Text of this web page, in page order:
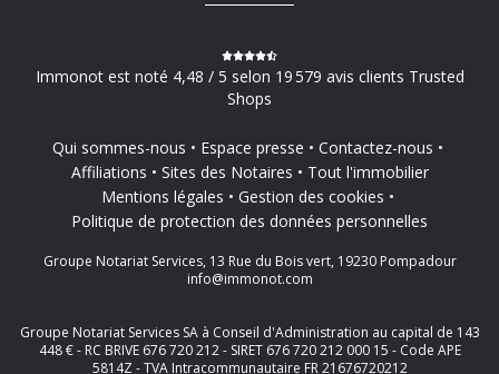
Immonot est noté 4,48 / 5 selon 19 579 avis clients Trusted
Shops
Qui sommes-nous Espace presse
Contactez-nous
Affiliations
Sites des Notaires
Tout l'immobilier
Mentions légales
Gestion des cookies
Politique de protection des données personnelles
Groupe Notariat Services, 13 Rue du Bois vert, 19230 Pompadour
info@immonot.com
Groupe Notariat Services SA à Conseil d'Administration au capital de 143
448 € - RC BRIVE 676 720 212 - SIRET 676 720 212 000 15 - Code APE
5814Z - TVA Intracommunautaire FR 21676720212